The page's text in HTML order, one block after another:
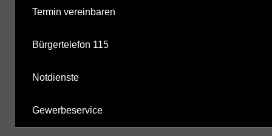
Termin vereinbaren
Bürgertelefon 115
Notdienste
Gewerbeservice